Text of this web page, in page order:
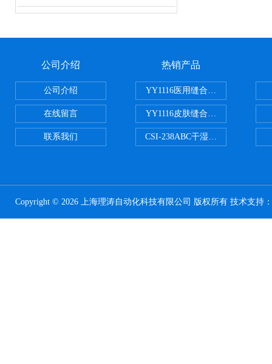
公司介绍
公司介绍
在线留言
联系我们
热销产品
YY1116医用缝合线线径试验仪
YY1116皮肤缝合线线径测量仪
CSI-238ABC干湿电动摩擦色牢度
Copyright © 2026 上海理涛自动化科技有限公司 版权所有 技术支持：